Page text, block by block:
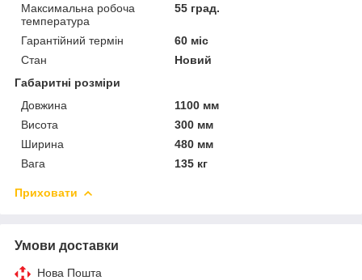
Максимальна робоча
температура
55 град.
Гарантійний термін
60 міс
Стан
Новий
Габаритні розміри
Довжина
1100 мм
Висота
300 мм
Ширина
480 мм
Вага
135 кг
Приховати
Умови доставки
Нова Пошта